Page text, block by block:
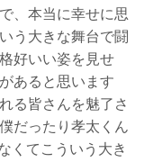
、本当に幸せに思
う大きな舞台で闘
好いい姿を見せ
あると思います
る皆さんを魅了さ
だったり孝太くん
くてこういう大き